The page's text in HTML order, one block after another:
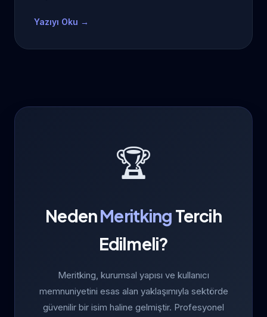
Yazıyı Oku →
🏆
NedenMeritking Tercih
Edilmeli?
Meritking, kurumsal yapısı ve kullanıcı
memnuniyetini esas alan yaklaşımıyla sektörde
güvenilir bir isim haline gelmiştir. Profesyonel